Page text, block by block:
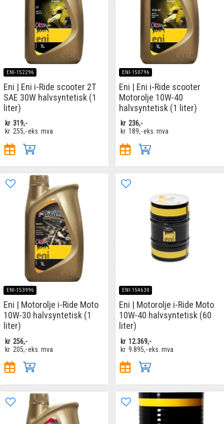
ENI-152296
Eni | Eni i-Ride scooter 2T
SAE 30W halvsyntetisk (1
liter)
kr 319,-
kr 255,-eks. mva
ENI-150796
Eni | Eni i-Ride scooter
Motorolje 10W-40
halvsyntetisk (1 liter)
kr 236,-
kr 189,-eks. mva
ENI-153996
Eni | Motorolje i-Ride Moto
10W-30 halvsyntetisk (1
liter)
kr 256,-
kr 205,-eks. mva
ENI-154630
Eni | Motorolje i-Ride Moto
10W-40 halvsyntetisk (60
liter)
kr 12.369,-
kr 9.895,-eks. mva